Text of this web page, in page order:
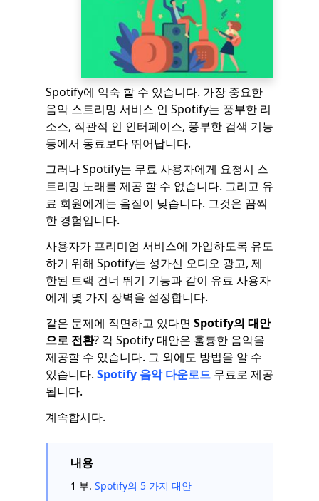
Spotify에 익숙 할 수 있습니다. 가장 중요한
음악 스트리밍 서비스 인 Spotify는 풍부한 리
소스, 직관적 인 인터페이스, 풍부한 검색 기능
등에서 동료보다 뛰어납니다.
그러나 Spotify는 무료 사용자에게 요청시 스
트리밍 노래를 제공 할 수 없습니다. 그리고 유
료 회원에게는 음질이 낮습니다. 그것은 끔찍
한 경험입니다.
사용자가 프리미엄 서비스에 가입하도록 유도
하기 위해 Spotify는 성가신 오디오 광고, 제
한된 트랙 건너 뛰기 기능과 같이 유료 사용자
에게 몇 가지 장벽을 설정합니다.
같은 문제에 직면하고 있다면 Spotify의 대안
으로 전환? 각 Spotify 대안은 훌륭한 음악을
제공할 수 있습니다. 그 외에도 방법을 알 수
있습니다. Spotify 음악 다운로드 무료로 제공
됩니다.
계속합시다.
내용
1 부. Spotify의 5 가지 대안